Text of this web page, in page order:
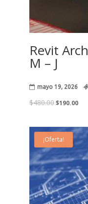
Revit
M – J
mayo 19, 2026
$480.00El
era:
$480.00.
$190.00El
es:
23
May
¡Oferta!